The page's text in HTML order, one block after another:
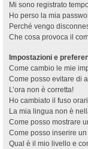
Mi sono registrato
Ho perso la mia
Perché vengo
Che cosa provoca il
Impostazioni e
Come cambio le mie
Come posso evitare di
L’ora non è corretta!
Ho cambiato il fuso
La mia lingua non è
Come posso mostrare
Come posso inserire
Qual è il mio livello e